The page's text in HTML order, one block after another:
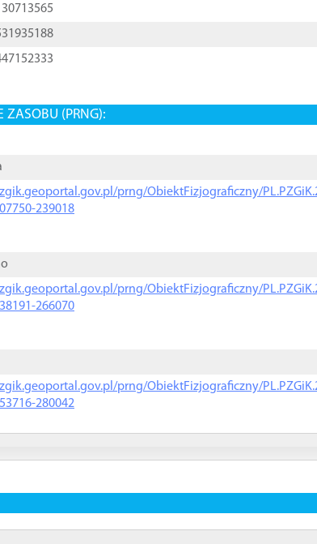
ZASOBU (PRNG):
prng/ObiektFizjograficzny/
239018
prng/ObiektFizjograficzny/
266070
prng/ObiektFizjograficzny/
280042